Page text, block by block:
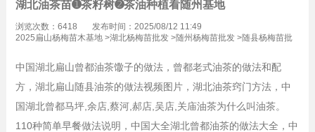
湖北油茶苗➊茶籽树➋茶油种植看随州基地
浏览次数：6418
发布时间：2025/08/12 11:49
2025扁山杨梅苗木基地>湖北杨梅苗批发>随州杨梅苗批发>随县杨梅苗批
中国湖北扁山曾都油茶馓子的做法，曾都老式油茶的做法和配
方，湖北扁山随县油茶的做法视频图片，湖北油茶窍门方法，中
国湖北曾都马坪,余店,蔡河,郝店,吴店,关庙油茶为什么叫油茶。
110种简单早餐做法说明，中国大全湖北曾都油茶的做法大全，中